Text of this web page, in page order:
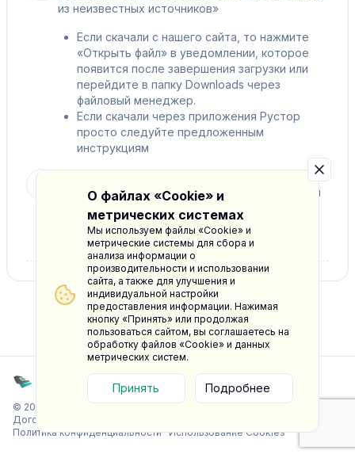
из неизвестных источников»
Если скачали с нашего сайта, то нажмите
«Открыть файл» в уведомлении, которое
появится после завершения загрузки или
перейдите в папку Downloads через
файловый менеджер.
Если скачали через приложения Рустор
просто следуйте предложенным
инструкциям
Запустите приложение Единая связь Softphone
с ярлыка на рабочем столе и можете сразу им
кнопка в виде треугольника, если вам нужны
настройки.
© 2026. Единая связь. Все права защищены.
Договор оферты
Политика конфиденциальности·Использование Cookies
О файлах «Cookie» и
метрических системах
Мы используем файлы «Cookie» и
метрические системы для сбора и
анализа информации о
производительности и использовании
сайта, а также для улучшения и
индивидуальной настройки
предоставления информации. Нажимая
кнопку «Принять» или продолжая
пользоваться сайтом, вы соглашаетесь на
обработку файлов «Cookie» и данных
метрических систем.
Принять Подробнее